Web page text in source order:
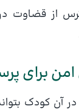
از قضاوت
امن برای
آن کودک